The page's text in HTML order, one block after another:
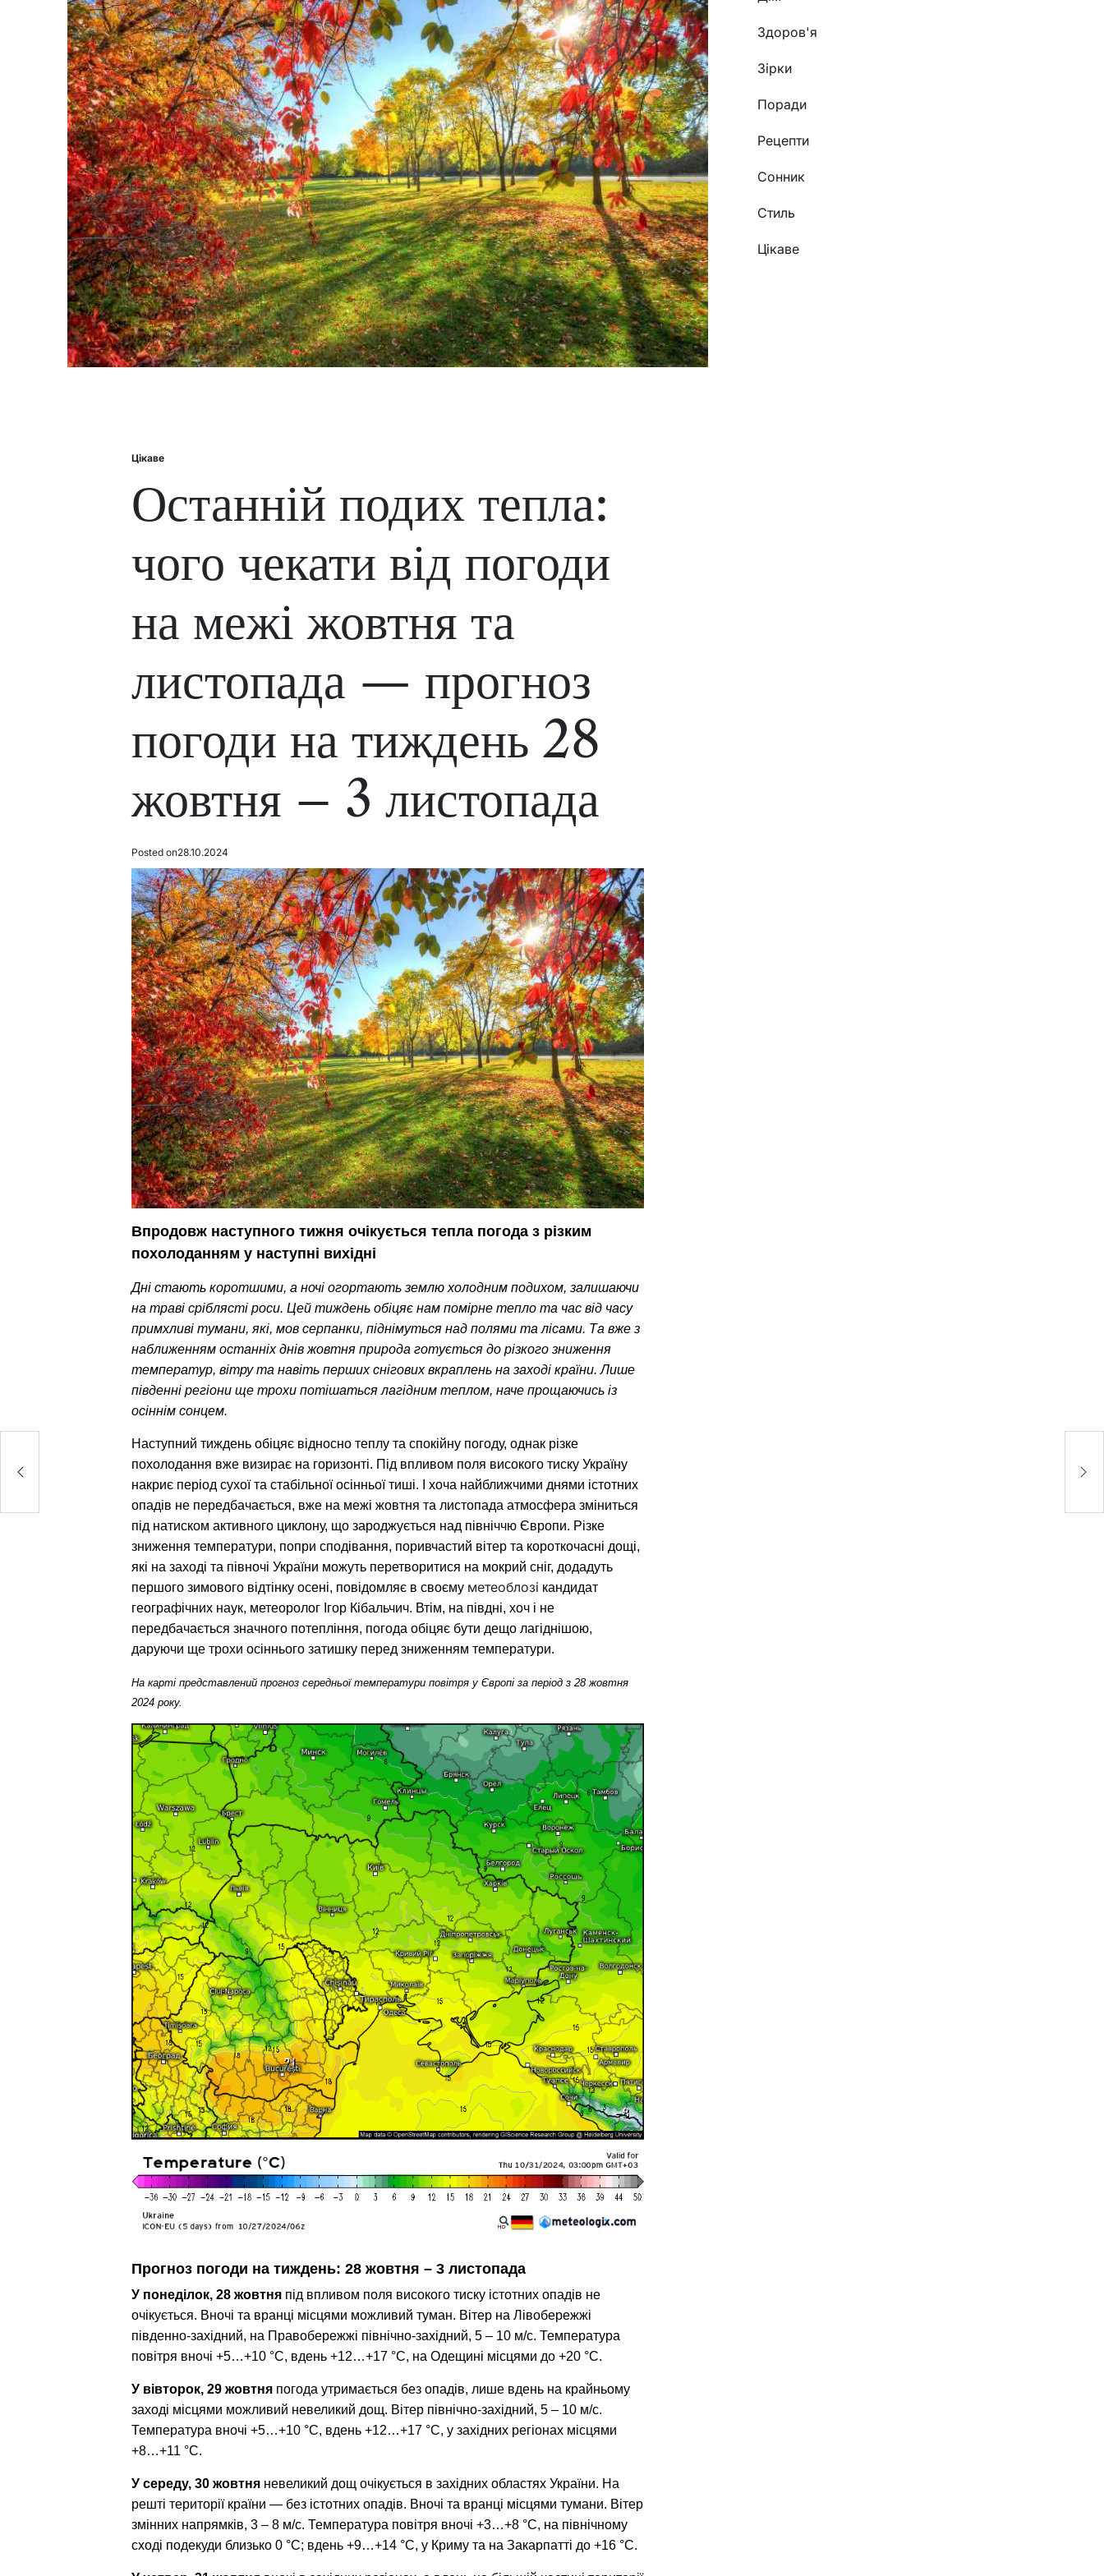
Posted
Цікаве
Останній подих тепла:
чого чекати від погоди
на межі жовтня та
листопада — прогноз
погоди на тиждень 28
жовтня – 3 листопада
Posted on28.10.2024
Впродовж наступного тижня очікується тепла погода з різким
похолоданням у наступні вихідні
Дні стають коротшими, а ночі огортають землю холодним подихом, залишаючи
на траві сріблясті роси. Цей тиждень обіцяє нам помірне тепло та час від часу
примхливі тумани, які, мов серпанки, піднімуться над полями та лісами. Та вже з
наближенням останніх днів жовтня природа готується до різкого зниження
температур, вітру та навіть перших снігових вкраплень на заході країни. Лише
південні регіони ще трохи потішаться лагідним теплом, наче прощаючись із
осіннім сонцем.
Наступний тиждень обіцяє відносно теплу та спокійну погоду, однак різке
похолодання вже визирає на горизонті. Під впливом поля високого тиску Україну
накриє період сухої та стабільної осінньої тиші. І хоча найближчими днями істотних
опадів не передбачається, вже на межі жовтня та листопада атмосфера зміниться
під натиском активного циклону, що зароджується над північчю Європи. Різке
зниження температури, попри сподівання, поривчастий вітер та короткочасні дощі,
які на заході та півночі України можуть перетворитися на мокрий сніг, додадуть
першого зимового відтінку осені, повідомляє в своєму метеоблозі кандидат
географічних наук, метеоролог Ігор Кібальчич. Втім, на півдні, хоч і не
передбачається значного потепління, погода обіцяє бути дещо лагіднішою,
даруючи ще трохи осіннього затишку перед зниженням температури.
На карті представлений прогноз середньої температури повітря у Європі за період з 28 жовтня
2024 року.
Прогноз погоди на тиждень: 28 жовтня – 3 листопада
У понеділок, 28 жовтня під впливом поля високого тиску істотних опадів не
очікується. Вночі та вранці місцями можливий туман. Вітер на Лівобережжі
південно-західний, на Правобережжі північно-західний, 5 – 10 м/с. Температура
повітря вночі +5…+10 °С, вдень +12…+17 °С, на Одещині місцями до +20 °С.
У вівторок, 29 жовтня погода утримається без опадів, лише вдень на крайньому
заході місцями можливий невеликий дощ. Вітер північно-західний, 5 – 10 м/с.
Температура вночі +5…+10 °С, вдень +12…+17 °С, у західних регіонах місцями
+8…+11 °С.
У середу, 30 жовтня невеликий дощ очікується в західних областях України. На
решті території країни — без істотних опадів. Вночі та вранці місцями тумани. Вітер
змінних напрямків, 3 – 8 м/с. Температура повітря вночі +3…+8 °С, на північному
сході подекуди близько 0 °С; вдень +9…+14 °С, у Криму та на Закарпатті до +16 °С.
Здоров'я
Зірки
Поради
Рецепти
Сонник
Стиль
Цікаве